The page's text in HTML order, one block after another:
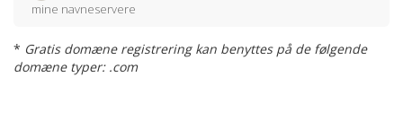
mine navneservere
* Gratis domæne registrering kan benyttes på de følgende
domæne typer: .com